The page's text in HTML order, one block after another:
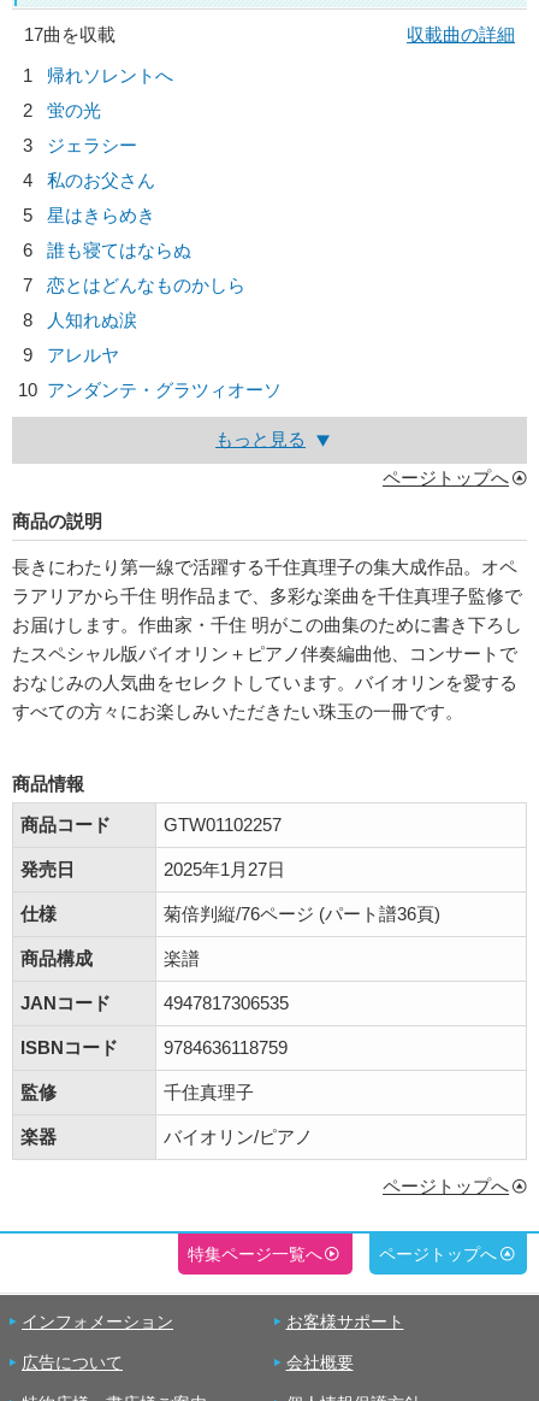
17曲を収載
収載曲の詳細
1
帰れソレントへ
2
蛍の光
3
ジェラシー
4
私のお父さん
5
星はきらめき
6
誰も寝てはならぬ
7
恋とはどんなものかしら
8
人知れぬ涙
9
アレルヤ
10 アンダンテ・グラツィオーソ
もっと見る
ページトップへ
商品の説明
長きにわたり第一線で活躍する千住真理子の集大成作品。オペ
ラアリアから千住 明作品まで、多彩な楽曲を千住真理子監修で
お届けします。作曲家・千住 明がこの曲集のために書き下ろし
たスペシャル版バイオリン＋ピアノ伴奏編曲他、コンサートで
おなじみの人気曲をセレクトしています。バイオリンを愛する
すべての方々にお楽しみいただきたい珠玉の一冊です。
商品情報
商品コード
GTW01102257
発売日 2025年1月27日
仕様 菊倍判縦/76ページ (パート譜36頁)
商品構成 楽譜
JANコード 4947817306535
ISBNコード 9784636118759
監修 千住真理子
楽器 バイオリン/ピアノ
ページトップへ
特集ページ一覧へ ページトップへ
インフォメーション お客様サポート
広告について 会社概要